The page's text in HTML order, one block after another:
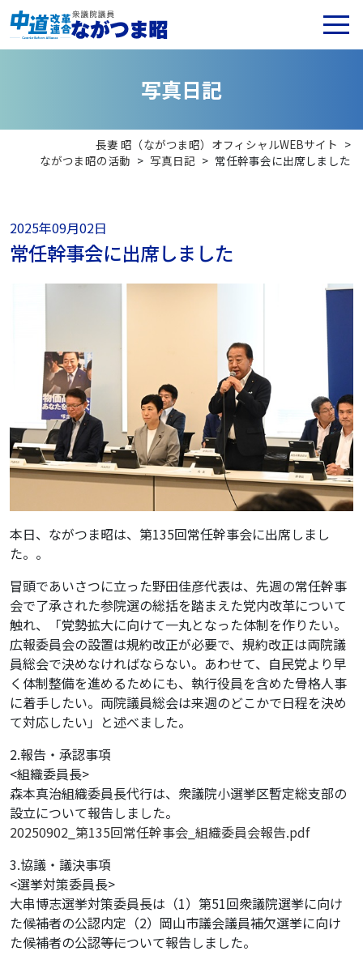
写真日記
長妻 昭（ながつま昭）オフィシャルWEBサイト >
ながつま昭の活動 > 写真日記 > 常任幹事会に出席しました
2025年09月02日
常任幹事会に出席しました
本日、ながつま昭は、第135回常任幹事会に出席しまし
た。。
冒頭であいさつに立った野田佳彦代表は、先週の常任幹事
会で了承された参院選の総括を踏まえた党内改革について
触れ、「党勢拡大に向けて一丸となった体制を作りたい。
広報委員会の設置は規約改正が必要で、規約改正は両院議
員総会で決めなければならない。あわせて、自民党より早
く体制整備を進めるためにも、執行役員を含めた骨格人事
に着手したい。両院議員総会は来週のどこかで日程を決め
て対応したい」と述べました。
2.報告・承認事項
<組織委員長>
森本真治組織委員長代行は、衆議院小選挙区暫定総支部の
設立について報告しました。
20250902_第135回常任幹事会_組織委員会報告.pdf
3.協議・議決事項
<選挙対策委員長>
大串博志選挙対策委員長は（1）第51回衆議院選挙に向け
た候補者の公認内定（2）岡山市議会議員補欠選挙に向け
た候補者の公認――等について報告しました。